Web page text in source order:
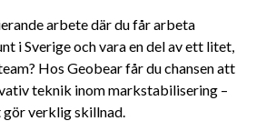
arbete där du får arbeta
i Sverige och vara en del av ett litet,
Hos Geobear får du chansen att
teknik inom markstabilisering –
verklig skillnad.